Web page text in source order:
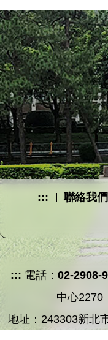
::: 聯絡我們
::: 電話： 02-2908-
中心2270
地址：243303新北